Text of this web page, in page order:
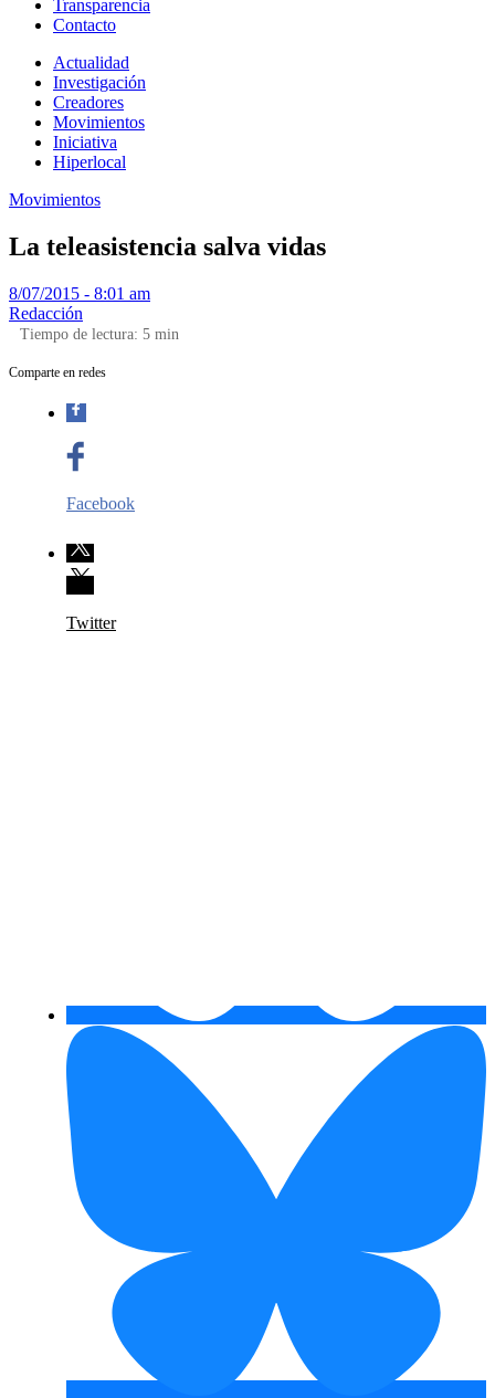
Transparencia
Contacto
Actualidad
Investigación
Creadores
Movimientos
Iniciativa
Hiperlocal
Movimientos
La teleasistencia salva vidas
8/07/2015 - 8:01 am
Redacción
Tiempo de lectura: 5 min
Comparte en redes
Facebook
Twitter